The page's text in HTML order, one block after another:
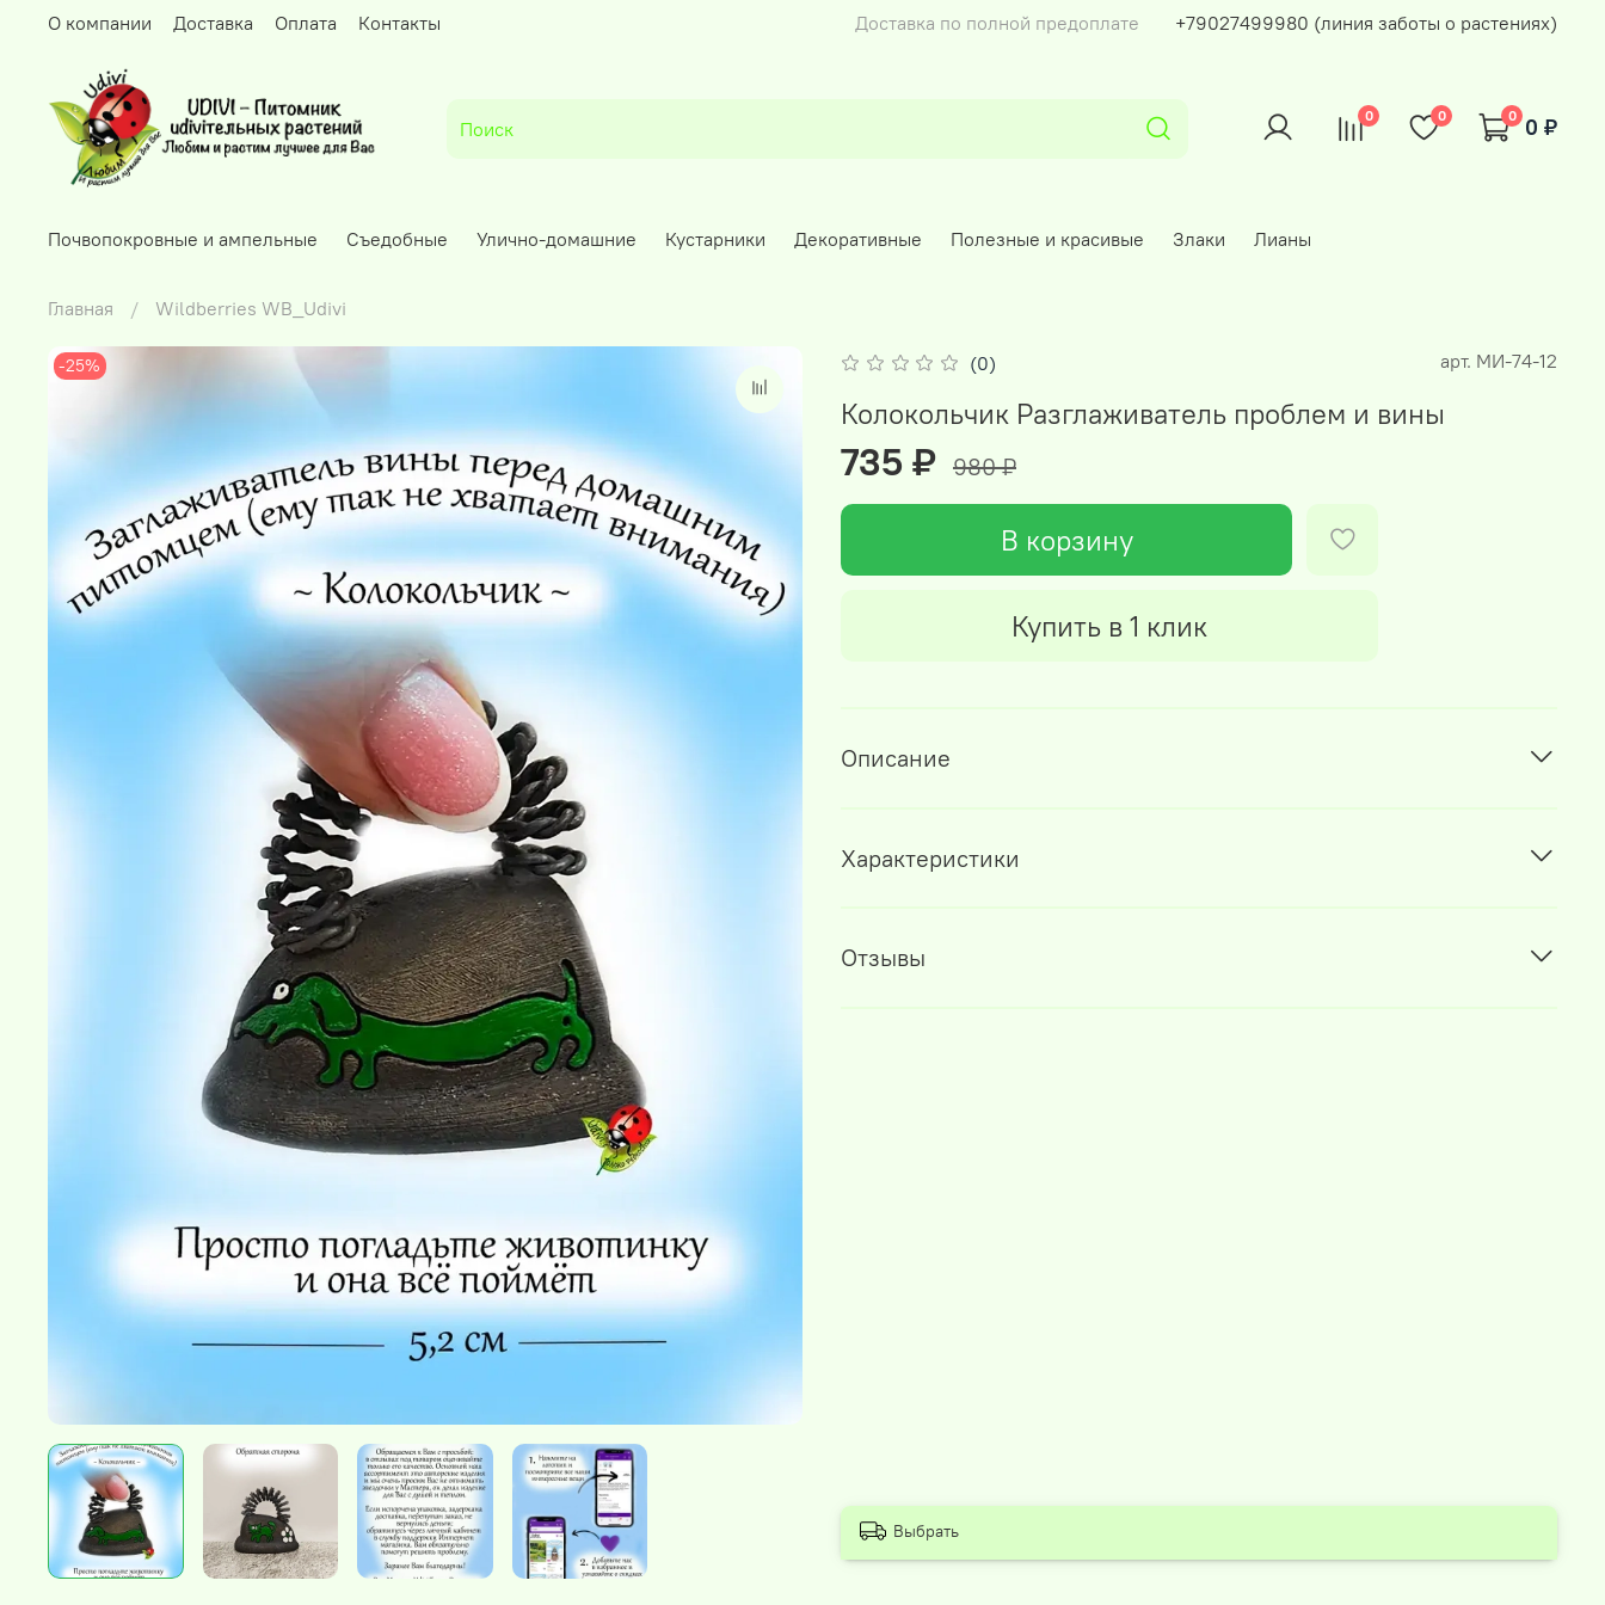
О компании Доставка Оплата Контакты Доставка по полной предоплате +79027499980 (линия заботы о растениях)
0 0 0 0 ₽
Почвопокровные и ампельные Съедобные Улично-домашние Кустарники Декоративные Полезные и красивые Злаки Лианы
Главная Wildberries WB_Udivi
-25% (0) арт. МИ-74-12
Колокольчик Разглаживатель проблем и вины
735 ₽ 980 ₽
В корзину
Купить в 1 клик
Описание
Характеристики
Отзывы
Выбрать